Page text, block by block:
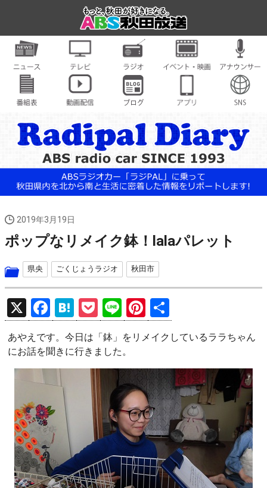
2019年3月19日
ポップなリメイク鉢！lalaパレット
県央 ごくじょうラジオ 秋田市
X
F
a
ce
b
o
o
k
H
at
e
n
P
o
ck
et
Li
n
e
Pi
nt
er
es
t
有
あやえです。今日は「鉢」をリメイクしているララちゃん
にお話を聞きに行きました。